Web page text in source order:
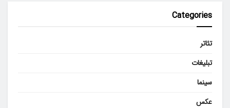
Categories
تئاتر
تبلیغات
سینما
عکس